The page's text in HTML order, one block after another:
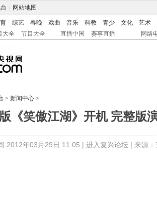
网站地图
综艺 春晚 戏曲 音乐 科教 青少 文化
艺术
大全 节目大全 直播中国 赛事直播 网络
> 新闻中心 >
《笑傲江湖》开机 完整版
:2012年03月29日 11:05 | 进入复兴论坛| 来源